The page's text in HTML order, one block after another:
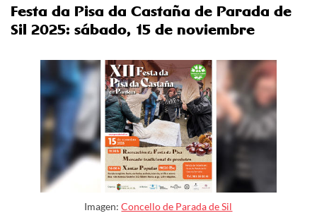
Festa da Pisa da Castaña de Parada de
Sil 2025: sábado, 15 de noviembre
Imagen:Concello de Parada de Sil